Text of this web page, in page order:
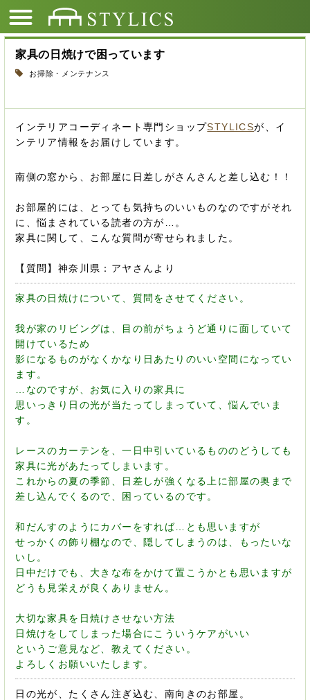
家具の日焼けで困っています
お掃除・メンテナンス
インテリアコーディネート専門ショップSTYLICSが、イ
ンテリア情報をお届けしています。
南側の窓から、お部屋に日差しがさんさんと差し込む！！
お部屋的には、とっても気持ちのいいものなのですがそれ
に、悩まされている読者の方が…。
家具に関して、こんな質問が寄せられました。
【質問】神奈川県：アヤさんより
家具の日焼けについて、質問をさせてください。
我が家のリビングは、目の前がちょうど通りに面していて
開けているため
影になるものがなくかなり日あたりのいい空間になってい
ます。
…なのですが、お気に入りの家具に
思いっきり日の光が当たってしまっていて、悩んでいま
す。
レースのカーテンを、一日中引いているもののどうしても
家具に光があたってしまいます。
これからの夏の季節、日差しが強くなる上に部屋の奥まで
差し込んでくるので、困っているのです。
和だんすのようにカバーをすれば…とも思いますが
せっかくの飾り棚なので、隠してしまうのは、もったいな
いし。
日中だけでも、大きな布をかけて置こうかとも思いますが
どうも見栄えが良くありません。
大切な家具を日焼けさせない方法
日焼けをしてしまった場合にこういうケアがいい
というご意見など、教えてください。
よろしくお願いいたします。
日の光が、たくさん注ぎ込む、南向きのお部屋。